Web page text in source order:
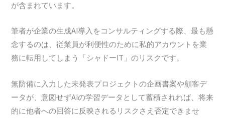
が含まれています。
筆者が企業の生成AI導入をコンサルティングする際、最も懸
念するのは、従業員が利便性のために私的アカウントを業
務に転用してしまう「シャドーIT」のリスクです。
無防備に入力した未発表プロジェクトの企画書案や顧客デ
ータが、意図せずAIの学習データとして蓄積されれば、将来
的に他者への回答に反映されるリスクさえ否定できませ